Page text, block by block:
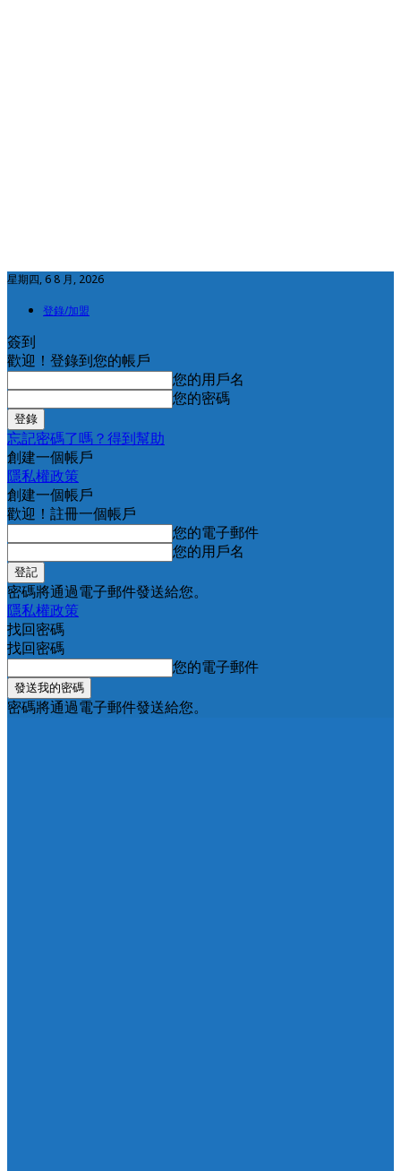
星期四, 6 8 月, 2026
登錄/加盟
簽到
歡迎！登錄到您的帳戶
您的用戶名
您的密碼
忘記密碼了嗎？得到幫助
創建一個帳戶
隱私權政策
創建一個帳戶
歡迎！註冊一個帳戶
您的電子郵件
您的用戶名
密碼將通過電子郵件發送給您。
隱私權政策
找回密碼
找回密碼
您的電子郵件
密碼將通過電子郵件發送給您。